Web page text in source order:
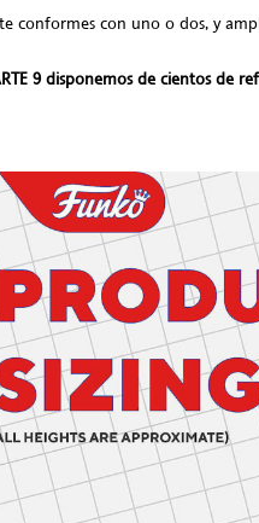
conformes con uno o dos, y
9 disponemos de cientos de